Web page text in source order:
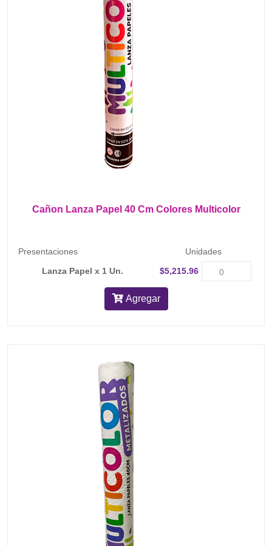
Cañon Lanza Papel 40 Cm Colores Multicolor
Presentaciones
Unidades
Lanza Papel x 1 Un.
$5,215.96
Agregar